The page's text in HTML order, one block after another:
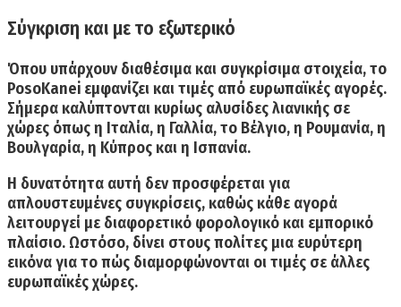
Σύγκριση και με το εξωτερικό
Όπου υπάρχουν διαθέσιμα και συγκρίσιμα στοιχεία, το
PosoKanei εμφανίζει και τιμές από ευρωπαϊκές αγορές.
Σήμερα καλύπτονται κυρίως αλυσίδες λιανικής σε
χώρες όπωςη Ιταλία, η Γαλλία, το Βέλγιο, η Ρουμανία, η
Βουλγαρία, η Κύπρος και η Ισπανία.
Η δυνατότητα αυτή δεν προσφέρεται για
απλουστευμένες συγκρίσεις, καθώς κάθε αγορά
λειτουργεί με διαφορετικό φορολογικό και εμπορικό
πλαίσιο. Ωστόσο, δίνει στους πολίτες μια ευρύτερη
εικόνα για το πώς διαμορφώνονται οι τιμές σε άλλες
ευρωπαϊκές χώρες.